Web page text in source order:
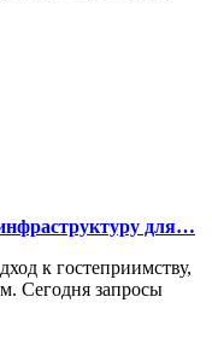
для…
к гостеприимству,
Сегодня запросы